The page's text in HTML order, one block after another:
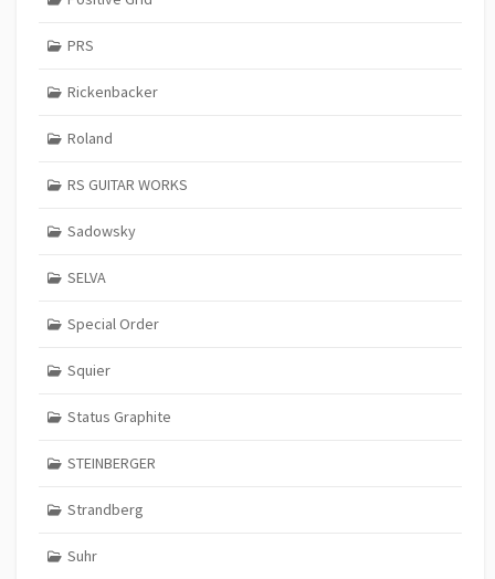
PRS
Rickenbacker
Roland
RS GUITAR WORKS
Sadowsky
SELVA
Special Order
Squier
Status Graphite
STEINBERGER
Strandberg
Suhr